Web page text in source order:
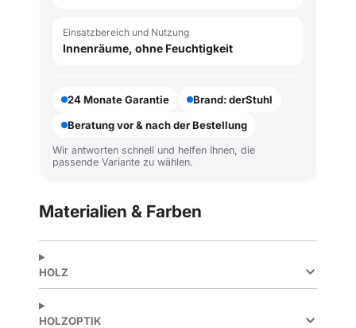
Einsatzbereich und Nutzung
Innenräume, ohne Feuchtigkeit
24 Monate Garantie
Brand: derStuhl
Beratung vor & nach der Bestellung
Wir antworten schnell und helfen Ihnen, die
passende Variante zu wählen.
Materialien & Farben
HOLZ
HOLZOPTIK